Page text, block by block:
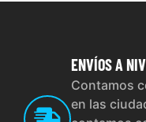
ENVÍOSA
Contamos
en las